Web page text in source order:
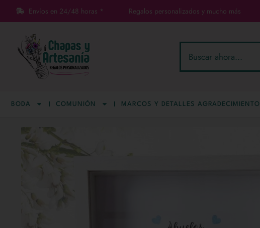
Envíos en 24/48 horas * Regalos personalizados y mucho más
BODA COMUNIÓN MARCOS Y DETALLES AGRADECIMIENTO